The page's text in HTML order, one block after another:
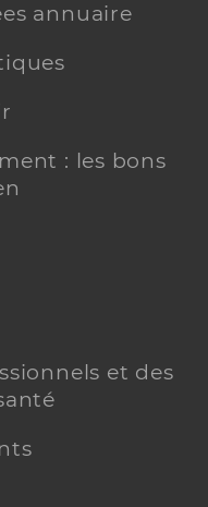
annuaire
: les bons
et des